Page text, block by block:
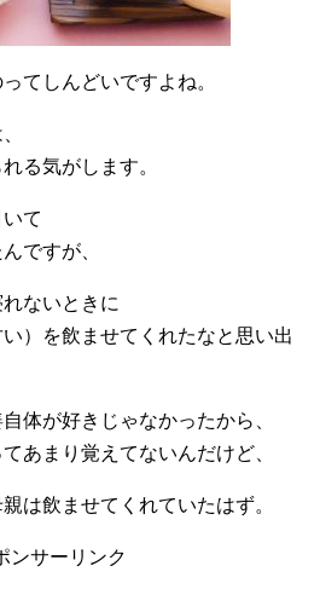
てしんどいですよね。
る気がします。
て
ですが、
ないときに
）を飲ませてくれたなと思い出
体が好きじゃなかったから、
あまり覚えてないんだけど、
は飲ませてくれていたはず。
ンサーリンク